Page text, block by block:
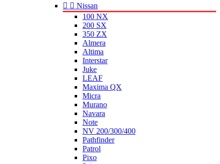
  Nissan
100 NX
200 SX
350 ZX
Almera
Altima
Interstar
Juke
LEAF
Maxima QX
Micra
Murano
Navara
Note
NV 200/300/400
Pathfinder
Patrol
Pixo